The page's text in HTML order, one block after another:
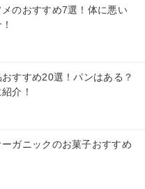
のおすすめ7選！体に悪い
すすめ20選！パンはある？
介！
ガニックのお菓子おすすめ